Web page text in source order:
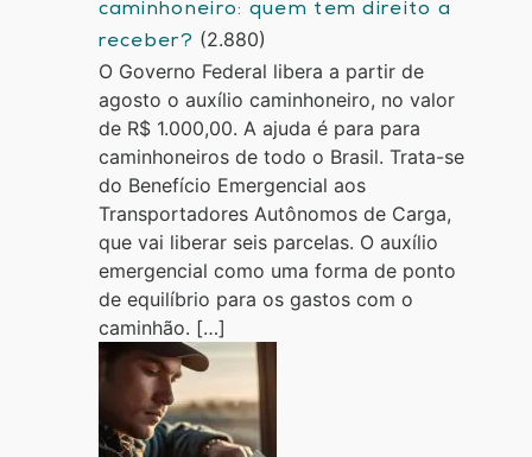
caminhoneiro: quem tem direito a
receber? (2.880)
O Governo Federal libera a partir de
agosto o auxílio caminhoneiro, no valor
de R$ 1.000,00. A ajuda é para para
caminhoneiros de todo o Brasil. Trata-se
do Benefício Emergencial aos
Transportadores Autônomos de Carga,
que vai liberar seis parcelas. O auxílio
emergencial como uma forma de ponto
de equilíbrio para os gastos com o
caminhão. […]